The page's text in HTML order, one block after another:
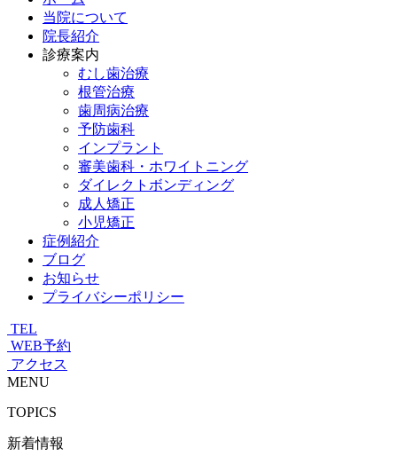
当院について
院長紹介
診療案内
むし歯治療
根管治療
歯周病治療
予防歯科
インプラント
審美歯科・ホワイトニング
ダイレクトボンディング
成人矯正
小児矯正
症例紹介
ブログ
お知らせ
プライバシーポリシー
TEL
WEB予約
アクセス
MENU
TOPICS
新着情報